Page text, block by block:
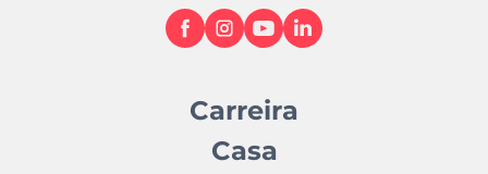
Carreira
Casa